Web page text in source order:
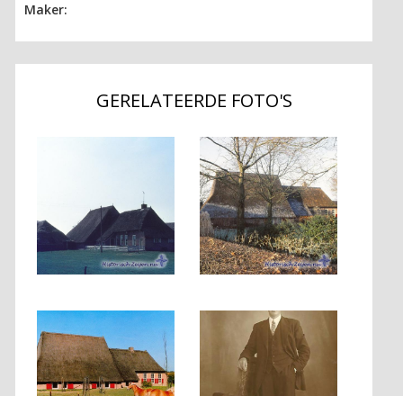
Maker:
GERELATEERDE FOTO'S